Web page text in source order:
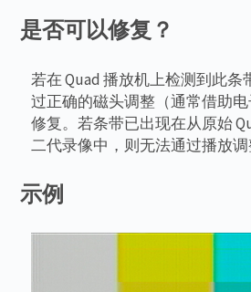
是否可以修复？
若在 Quad 播放机上检测到此条
过正确的磁头调整（通常借助
修复。若条带已出现在从原始
二代录像中，则无法通过播放调
示例